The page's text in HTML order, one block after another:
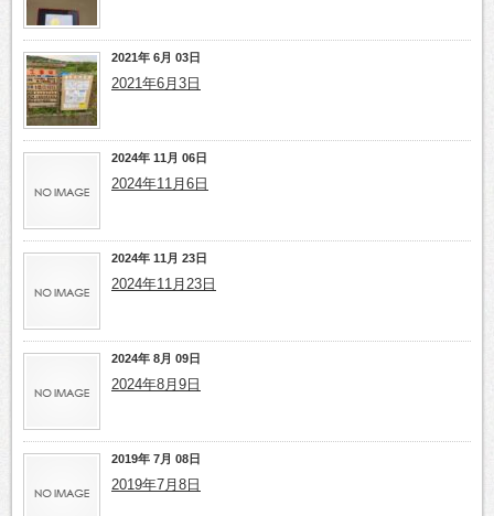
2021年 6月 03日
2021年6月3日
2024年 11月 06日
2024年11月6日
2024年 11月 23日
2024年11月23日
2024年 8月 09日
2024年8月9日
2019年 7月 08日
2019年7月8日